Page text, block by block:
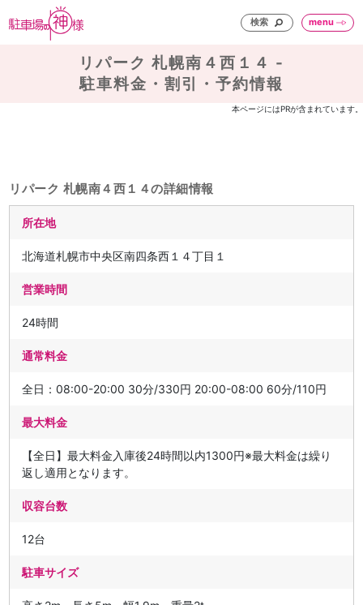
検索 menu
リパーク 札幌南４西１４ -
駐車料金・割引・予約情報
本ページにはPRが含まれています。
リパーク 札幌南４西１４の詳細情報
所在地
北海道札幌市中央区南四条西１４丁目１
営業時間
24時間
通常料金
全日：08:00-20:00 30分/330円 20:00-08:00 60分/110円
最大料金
【全日】最大料金入庫後24時間以内1300円※最大料金は繰り
返し適用となります。
収容台数
12台
駐車サイズ